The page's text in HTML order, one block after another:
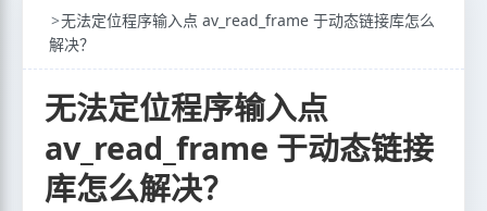
无法定位程序输入点 av_read_frame 于动态链接库怎么
解决？
无法定位程序输入点
av_read_frame 于动态链接
库怎么解决？